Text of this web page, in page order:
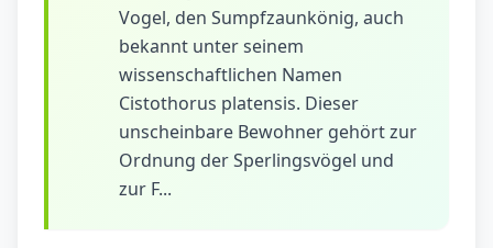
Vogel, den Sumpfzaunkönig, auch
bekannt unter seinem
wissenschaftlichen Namen
Cistothorus platensis. Dieser
unscheinbare Bewohner gehört zur
Ordnung der Sperlingsvögel und
zur F...